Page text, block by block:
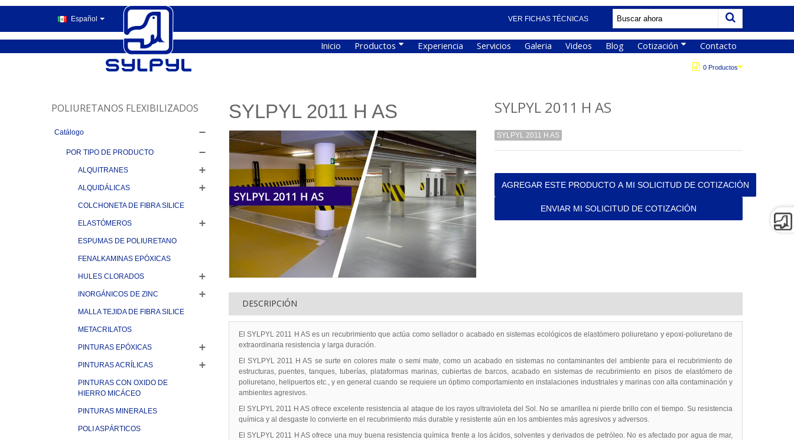
Español VER FICHAS TÉCNICAS
Inicio Productos Experiencia Servicios Galeria Videos Blog Cotización Contacto
0 Productos
POLIURETANOS FLEXIBILIZADOS
Catálogo
POR TIPO DE PRODUCTO
ALQUITRANES
ALQUIDÁLICAS
COLCHONETA DE FIBRA SILICE
ELASTÓMEROS
ESPUMAS DE POLIURETANO
FENALKAMINAS EPÓXICAS
HULES CLORADOS
INORGÁNICOS DE ZINC
MALLA TEJIDA DE FIBRA SILICE
METACRILATOS
PINTURAS EPÓXICAS
PINTURAS ACRÍLICAS
PINTURAS CON OXIDO DE
HIERRO MICÁCEO
PINTURAS MINERALES
POLI ASPÁRTICOS
SYLPYL 2011 H AS SYLPYL 2011 H AS
SYLPYL 2011 H AS
AGREGAR ESTE PRODUCTO A MI SOLICITUD DE COTIZACIÓN
ENVIAR MI SOLICITUD DE COTIZACIÓN
DESCRIPCIÓN
El SYLPYL 2011 H AS es un recubrimiento que actúa como sellador o acabado en sistemas ecológicos de elastómero poliuretano y epoxi-poliuretano de
extraordinaria resistencia y larga duración.
El SYLPYL 2011 H AS se surte en colores mate o semi mate, como un acabado en sistemas no contaminantes del ambiente para el recubrimiento de
estructuras, puentes, tanques, tuberías, plataformas marinas, cubiertas de barcos, acabado en sistemas de recubrimiento en pisos de elastómero de
poliuretano, helipuertos etc., y en general cuando se requiere un óptimo comportamiento en instalaciones industriales y marinas con alta contaminación y
ambientes agresivos.
El SYLPYL 2011 H AS ofrece excelente resistencia al ataque de los rayos ultravioleta del Sol. No se amarillea ni pierde brillo con el tiempo. Su resistencia
química y al desgaste lo convierte en el recubrimiento más durable y resistente aún en los ambientes más agresivos y adversos.
El SYLPYL 2011 H AS ofrece una muy buena resistencia química frente a los ácidos, solventes y derivados de petróleo. No es afectado por agua de mar,